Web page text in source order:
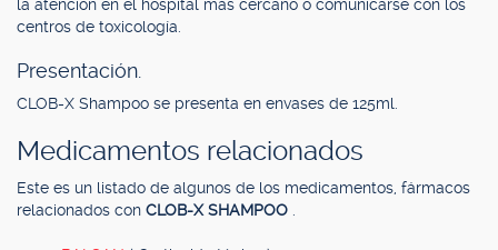
la atención en el hospital más cercano o comunicarse con los
centros de toxicología.
Presentación.
CLOB-X Shampoo se presenta en envases de 125ml.
Medicamentos relacionados
Este es un listado de algunos de los medicamentos, fármacos
relacionados con CLOB-X SHAMPOO